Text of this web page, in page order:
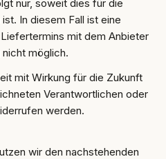
nur, soweit dies für die
In diesem Fall ist eine
mit dem Anbieter
möglich.
mit Wirkung für die Zukunft
Verantwortlichen oder
werden.
wir den nachstehenden